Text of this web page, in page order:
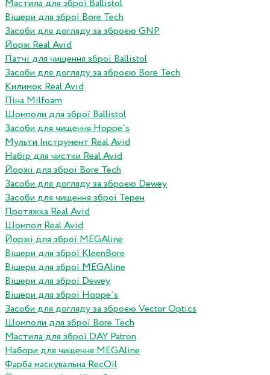
Мастила для зброї Ballistol
Вішери для зброї Bore Tech
Засоби для догляду за зброєю GNP
Йорж Real Avid
Патчі для чищення зброї Ballistol
Засоби для догляду за зброєю Bore Tech
Килимок Real Avid
Піна Milfoam
Шомполи для зброї Ballistol
Засоби для чищення Hoppe`s
Мульти Інструмент Real Avid
Набір для чистки Real Avid
Йоржі для зброї Bore Tech
Засоби для догляду за зброєю Dewey
Засоби для чищення зброї Терен
Протяжка Real Avid
Шомпол Real Avid
Йоржі для зброї MEGAline
Вішери для зброї KleenBore
Вішери для зброї MEGAline
Вішери для зброї Dewey
Вішери для зброї Hoppe`s
Засоби для догляду за зброєю Vector Optics
Шомполи для зброї Bore Tech
Мастила для зброї DAY Patron
Набори для чищення MEGAline
Фарба маскувальна RecOil